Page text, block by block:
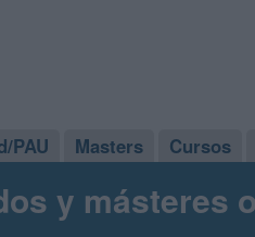
PAU Masters Cursos
y másteres